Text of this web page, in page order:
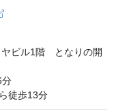
ビル1階　となりの開
分
徒歩13分